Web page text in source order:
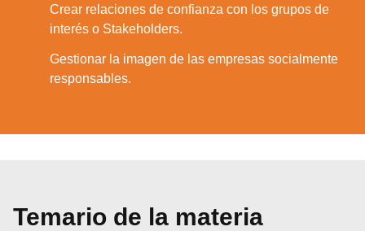
Crear relaciones de confianza con los grupos de
interés o Stakeholders.
Gestionar la imagen de las empresas socialmente
responsables.
Temario de la materia